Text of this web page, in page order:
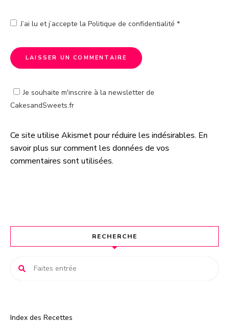
J’ai lu et j’accepte la Politique de confidentialité *
Je souhaite m'inscrire à la newsletter de
CakesandSweets.fr
A
l
t
t
Ce site utilise Akismet pour réduire les indésirables. En
savoir plus sur comment les données de vos
commentaires sont utilisées.
RECHERCHE
Index des Recettes